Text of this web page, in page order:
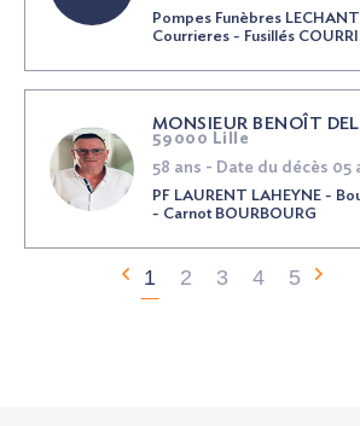
Pompes Funèbres
Courrieres - Fusillés
MONSIEUR BENOÎT
59000 Lille
58 ans - Date du décès 05
PF LAURENT LAHEYNE -
- Carnot BOURBOURG
1 2 3 4 5